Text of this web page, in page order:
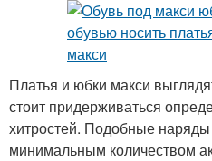
Платья и юбки макси
стоит придерживаться
хитростей. Подобные
минимальным количеством